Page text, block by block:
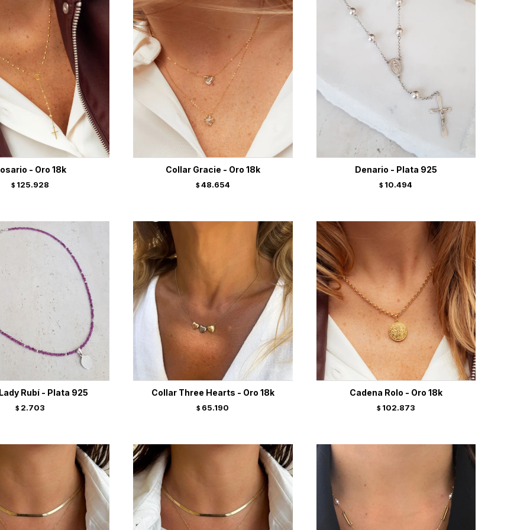
- Oro 18k
$ 125.928
Collar Gracie - Oro 18k
$ 48.654
Denario - Plata 925
$ 10.494
Rubí - Plata 925
$ 2.703
Collar Three Hearts - Oro 18k
$ 65.190
Cadena Rolo - Oro 18k
$ 102.873